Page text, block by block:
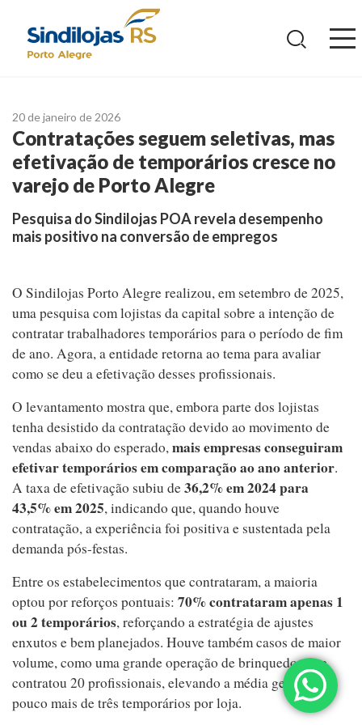
20 de janeiro de 2026
Contratações seguem seletivas, mas
efetivação de temporários cresce no
varejo de Porto Alegre
Pesquisa do Sindilojas POA revela desempenho
mais positivo na conversão de empregos
O Sindilojas Porto Alegre realizou, em setembro de 2025,
uma pesquisa com lojistas da capital sobre a intenção de
contratar trabalhadores temporários para o período de fim
de ano. Agora, a entidade retorna ao tema para avaliar
como se deu a efetivação desses profissionais.
O levantamento mostra que, embora parte dos lojistas
tenha desistido da contratação devido ao movimento de
vendas abaixo do esperado,mais empresas conseguiram
efetivar temporários em comparação ao ano anterior.
A taxa de efetivação subiu de36,2% em 2024 para
43,5% em 2025, indicando que, quando houve
contratação, a experiência foi positiva e sustentada pela
demanda pós-festas.
Entre os estabelecimentos que contrataram, a maioria
optou por reforços pontuais: 70% contrataram apenas 1
ou 2 temporários, reforçando a estratégia de ajustes
enxutos e bem planejados. Houve também casos de maior
volume, como uma grande operação de brinquedos que
contratou 20 profissionais, elevando a média geral para
pouco mais de três temporários por loja.